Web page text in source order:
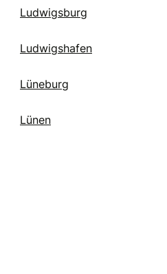
Ludwigsburg
Ludwigshafen
Lüneburg
Lünen